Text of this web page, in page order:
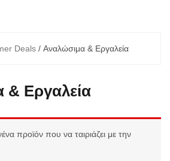
Deals / Αναλώσιμα & Εργαλεία
Εργαλεία
προϊόν που να ταιριάζει με την